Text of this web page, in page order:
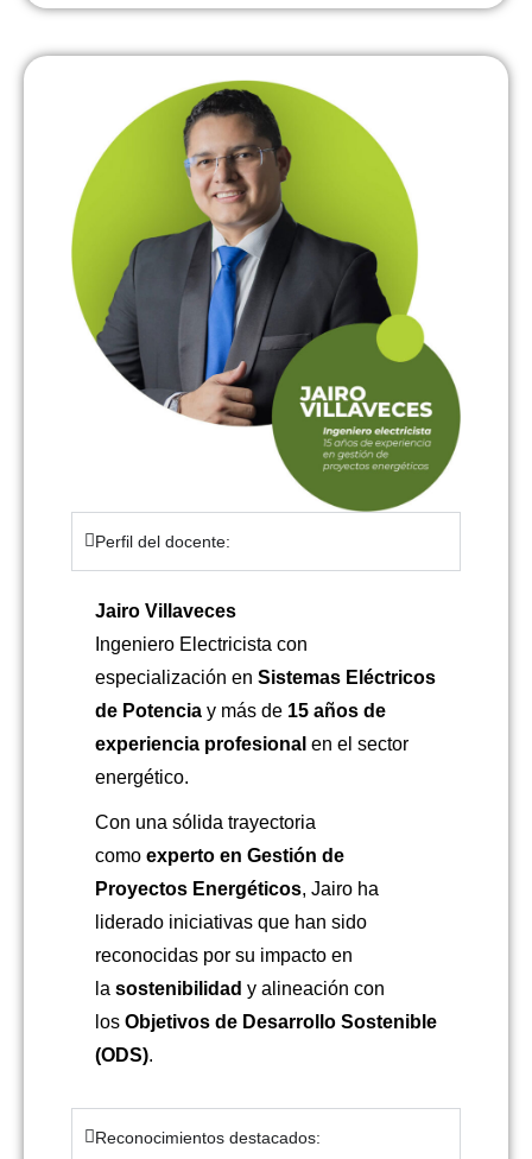
Perfil del docente:
Jairo Villaveces
Ingeniero Electricista con
especialización en Sistemas Eléctricos
de Potencia y más de 15 años de
experiencia profesional en el sector
energético.
Con una sólida trayectoria
como experto en Gestión de
Proyectos Energéticos, Jairo ha
liderado iniciativas que han sido
reconocidas por su impacto en
la sostenibilidad y alineación con
los Objetivos de Desarrollo Sostenible
(ODS).
Reconocimientos destacados: